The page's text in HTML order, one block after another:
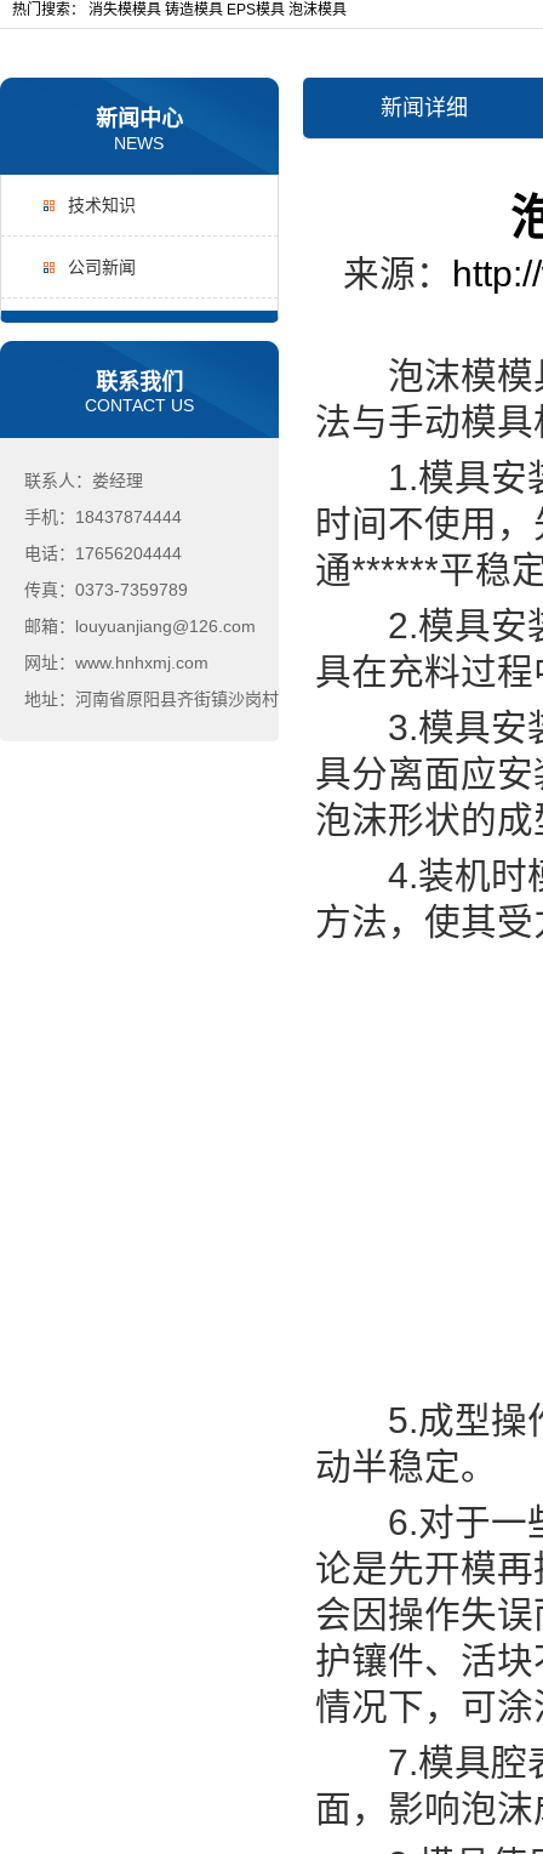
热门搜索： 消失模模具 铸造模具 EPS模具 泡沫模具
新闻中心
NEWS
技术知识
公司新闻
联系我们
CONTACT US
联系人：娄经理
手机：18437874444
电话：17656204444
传真：0373-7359789
邮箱：louyuanjiang@126.com
网址：www.hnhxmj.com
地址：河南省原阳县齐街镇沙岗村
新闻详细
来源：
泡沫模模具
法与手动模
1.模具安装
时间不使用
通******平稳
2.模具安装
具在充料过
3.模具安装
具分离面应
泡沫形状的
4.装机时模
方法，使其
5.成型操作
动半稳定。
6.对于一些
论是先开模
会因操作失
护镶件、活
情况下，可
7.模具腔表
面，影响泡